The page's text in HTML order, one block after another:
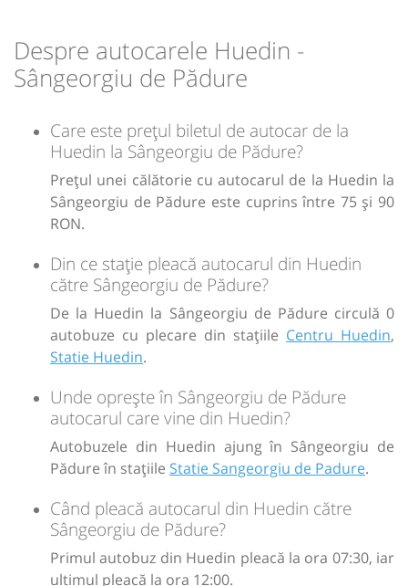
Durată:
75lei
Sursa:Irina Travel SRL | Ultima actualizare: 08/2026
Despre autocarele Huedin -
Sângeorgiu de Pădure
Care este prețul biletul de autocar de la
Huedin la Sângeorgiu de Pădure?
Prețul unei călătorie cu autocarul de la Huedin la
Sângeorgiu de Pădure este cuprins între 75 și 90
RON.
Din ce stație pleacă autocarul din Huedin
către Sângeorgiu de Pădure?
De la Huedin la Sângeorgiu de Pădure circulă 0
autobuze cu plecare din stațiile Centru Huedin,
Statie Huedin.
Unde oprește în Sângeorgiu de Pădure
autocarul care vine din Huedin?
Autobuzele din Huedin ajung în Sângeorgiu de
Pădure în stațiile Statie Sangeorgiu de Padure.
Când pleacă autocarul din Huedin către
Sângeorgiu de Pădure?
Primul autobuz din Huedin pleacă la ora 07:30, iar
ultimul pleacă la ora 12:00.